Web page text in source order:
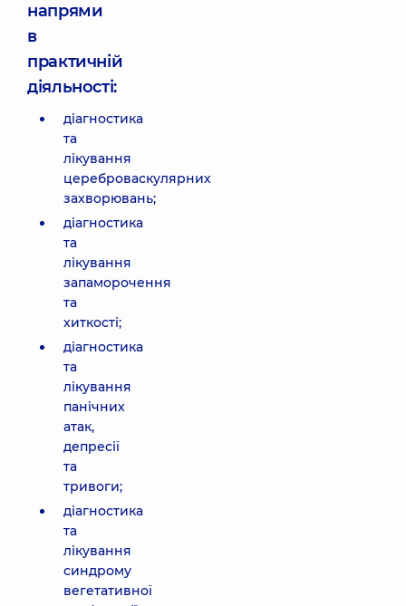
напрями
в
практичній
діяльності:
діагностика
та
лікування
цереброваскулярних
захворювань;
діагностика
та
лікування
запаморочення
та
хиткості;
діагностика
та
лікування
панічних
атак,
депресії
та
тривоги;
діагностика
та
лікування
синдрому
вегетативної